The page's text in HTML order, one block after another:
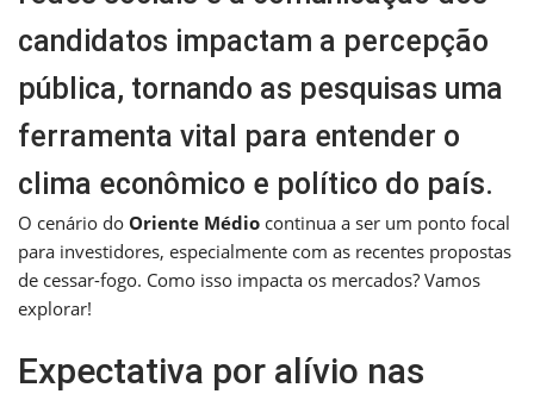
candidatos impactam a percepção
pública, tornando as pesquisas uma
ferramenta vital para entender o
clima econômico e político do país.
O cenário do Oriente Médio continua a ser um ponto focal
para investidores, especialmente com as recentes propostas
de cessar-fogo. Como isso impacta os mercados? Vamos
explorar!
Expectativa por alívio nas